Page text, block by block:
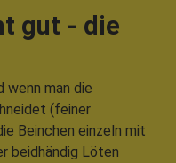
gut - die
man die
(feiner
Beinchen einzeln mit
beidhändig Löten